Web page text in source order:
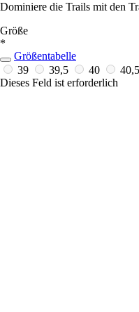
Dominiere die Trails mit den
Größe
*
Größentabelle
39
39,5 40 40,5
Dieses Feld ist erforderlich